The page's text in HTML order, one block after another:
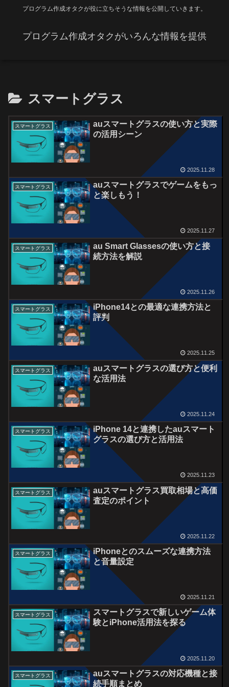
プログラム作成オタクが役に立ちそうな情報を公開していきます。
プログラム作成オタクがいろんな情報を提供
スマートグラス
スマートグラス
auスマートグラスの使い方と実際
の活用シーン
2025.11.28
スマートグラス
auスマートグラスでゲームをもっ
と楽しもう！
2025.11.27
スマートグラス
au Smart Glassesの使い方と接
続方法を解説
2025.11.26
スマートグラス
iPhone14との最適な連携方法と
評判
2025.11.25
スマートグラス
auスマートグラスの選び方と便利
な活用法
2025.11.24
スマートグラス
iPhone 14と連携したauスマート
グラスの選び方と活用法
2025.11.23
スマートグラス
auスマートグラス買取相場と高価
査定のポイント
2025.11.22
スマートグラス
iPhoneとのスムーズな連携方法
と音量設定
2025.11.21
スマートグラス
スマートグラスで新しいゲーム体
験とiPhone活用法を探る
2025.11.20
スマートグラス
auスマートグラスの対応機種と接
続手順まとめ